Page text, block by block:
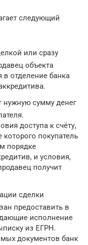
следующий
или сразу
объекта
отделение банка
нужную сумму денег
доступа к счёту,
которого покупатель
порядке
и условия,
получит
сделки
предоставить в
исполнение
из ЕГРН.
документов банк